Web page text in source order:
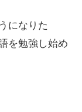
になりた
を勉強し始め